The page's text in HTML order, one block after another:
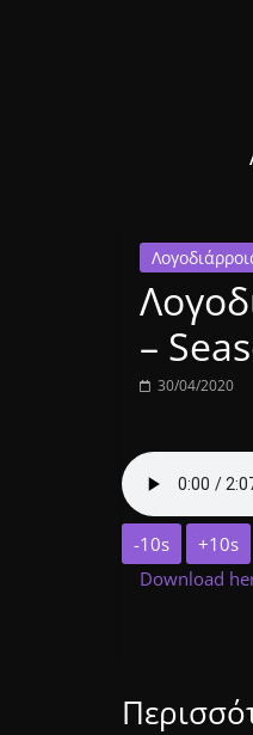
–
30/04/2020
-10s
+10s
Download